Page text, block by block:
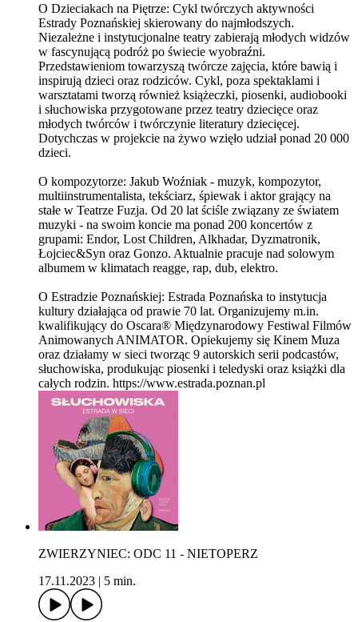
O Dzieciakach na Piętrze: Cykl twórczych aktywności
Estrady Poznańskiej skierowany do najmłodszych.
Niezależne i instytucjonalne teatry zabierają młodych widzów
w fascynującą podróż po świecie wyobraźni.
Przedstawieniom towarzyszą twórcze zajęcia, które bawią i
inspirują dzieci oraz rodziców. Cykl, poza spektaklami i
warsztatami tworzą również książeczki, piosenki, audiobooki
i słuchowiska przygotowane przez teatry dziecięce oraz
młodych twórców i twórczynie literatury dziecięcej.
Dotychczas w projekcie na żywo wzięło udział ponad 20 000
dzieci.
O kompozytorze: Jakub Woźniak - muzyk, kompozytor,
multiinstrumentalista, tekściarz, śpiewak i aktor grający na
stałe w Teatrze Fuzja. Od 20 lat ściśle związany ze światem
muzyki - na swoim koncie ma ponad 200 koncertów z
grupami: Endor, Lost Children, Alkhadar, Dyzmatronik,
Łojciec&Syn oraz Gonzo. Aktualnie pracuje nad solowym
albumem w klimatach reagge, rap, dub, elektro.
O Estradzie Poznańskiej: Estrada Poznańska to instytucja
kultury działająca od prawie 70 lat. Organizujemy m.in.
kwalifikujący do Oscara® Międzynarodowy Festiwal Filmów
Animowanych ANIMATOR. Opiekujemy się Kinem Muza
oraz działamy w sieci tworząc 9 autorskich serii podcastów,
słuchowiska, produkując piosenki i teledyski oraz książki dla
całych rodzin. https://www.estrada.poznan.pl
ZWIERZYNIEC: ODC 11 - NIETOPERZ
17.11.2023 | 5 min.